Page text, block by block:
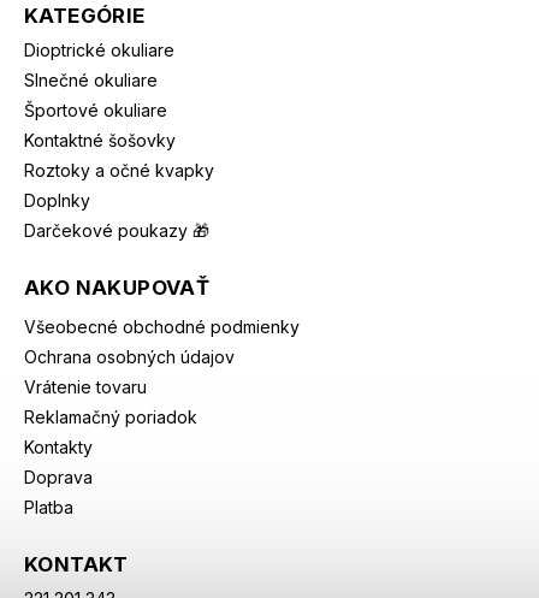
KATEGÓRIE
Dioptrické okuliare
Slnečné okuliare
Športové okuliare
Kontaktné šošovky
Roztoky a očné kvapky
Doplnky
Darčekové poukazy 🎁
AKO NAKUPOVAŤ
Všeobecné obchodné podmienky
Ochrana osobných údajov
Vrátenie tovaru
Reklamačný poriadok
Kontakty
Doprava
Platba
KONTAKT